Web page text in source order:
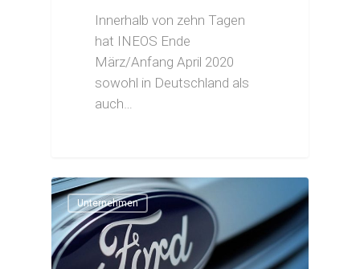
Innerhalb von zehn Tagen
hat INEOS Ende
März/Anfang April 2020
sowohl in Deutschland als
auch…
Unternehmen